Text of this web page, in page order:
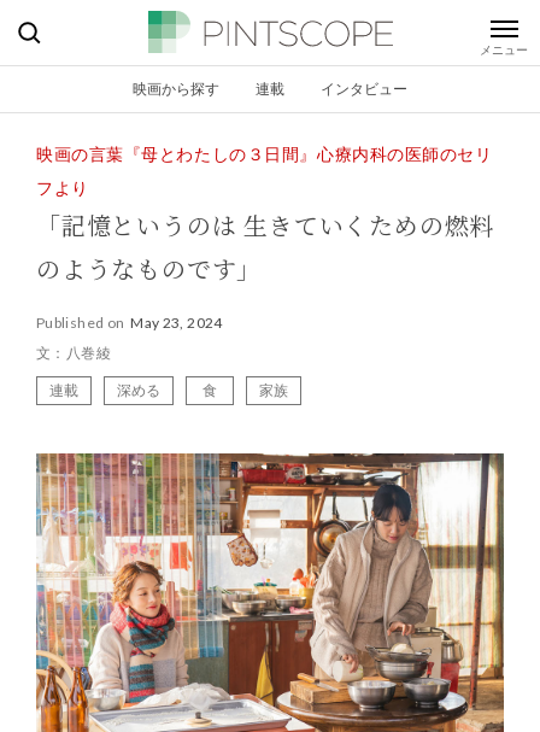
映画から探す 連載 インタビュー
映画の言葉『母とわたしの３日間』心療内科の医師のセリ
フより
「記憶というのは 生きていくための燃料
のようなものです」
Published on May 23, 2024
文：八巻綾
連載 深める 食 家族